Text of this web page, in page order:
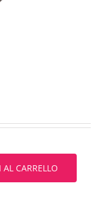
CARRELLO